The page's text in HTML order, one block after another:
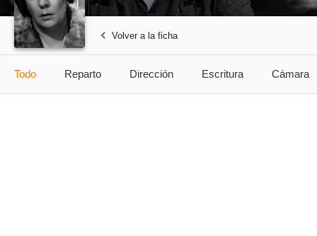
Volver a la ficha
Todo Reparto Dirección Escritura Cámara